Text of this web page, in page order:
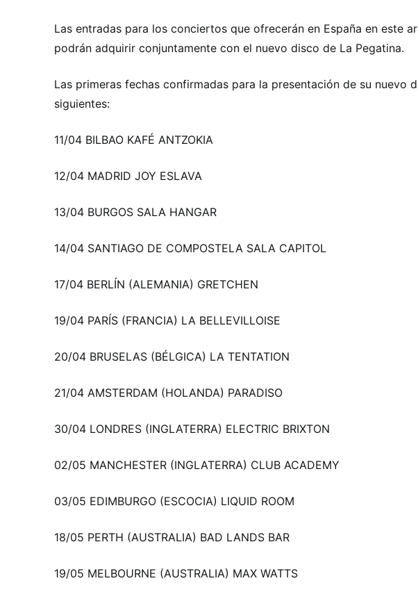
Las entradas para los conciertos que ofrecerán en España en este
podrán adquirir conjuntamente con el nuevo disco de La Pegatina.
Las primeras fechas confirmadas para la presentación de su nuevo
siguientes:
11/04 BILBAO KAFÉ ANTZOKIA
12/04 MADRID JOY ESLAVA
13/04 BURGOS SALA HANGAR
14/04 SANTIAGO DE COMPOSTELA SALA CAPITOL
17/04 BERLÍN (ALEMANIA) GRETCHEN
19/04 PARÍS (FRANCIA) LA BELLEVILLOISE
20/04 BRUSELAS (BÉLGICA) LA TENTATION
21/04 AMSTERDAM (HOLANDA) PARADISO
30/04 LONDRES (INGLATERRA) ELECTRIC BRIXTON
02/05 MANCHESTER (INGLATERRA) CLUB ACADEMY
03/05 EDIMBURGO (ESCOCIA) LIQUID ROOM
18/05 PERTH (AUSTRALIA) BAD LANDS BAR
19/05 MELBOURNE (AUSTRALIA) MAX WATTS